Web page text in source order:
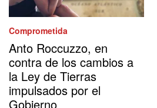
Comprometida
Anto Roccuzzo, en
contra de los cambios a
la Ley de Tierras
impulsados por el
Gobierno